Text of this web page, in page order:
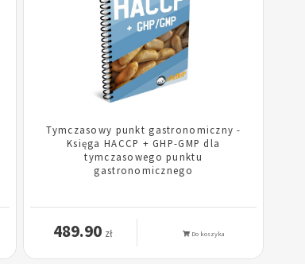
Tymczasowy punkt gastronomiczny -
Księga HACCP + GHP-GMP dla
tymczasowego punktu
gastronomicznego
489.90 zł Do koszyka